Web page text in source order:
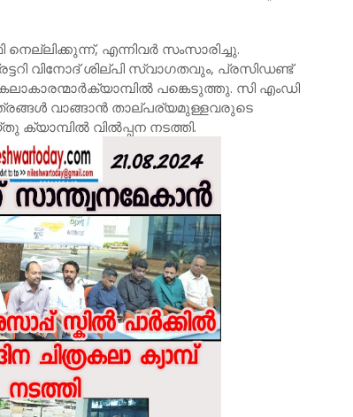
എന്നിവർ സംസാരിച്ചു.
വിനോദ് ശില്പി സ്വാഗതവും, പ്രസിഡണ്ട്
പങ്കെടുത്തു. സി എംഡി
വാങ്ങാൻ താല്പര്യമുള്ളവരുടെ
വിൽപ്പന നടത്തി.